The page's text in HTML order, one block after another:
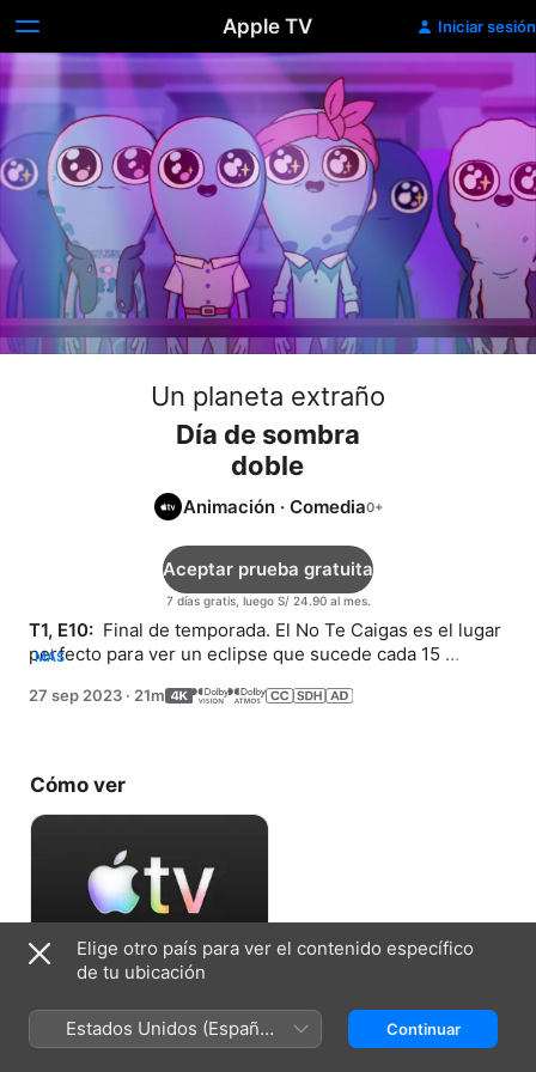
Apple TV Iniciar sesión
Un planeta extraño
Día de sombra
doble
Animación · Comedia
7 días gratis, luego S/ 24.90 al mes.
Aceptar prueba gratuita
T1, E10: Final de temporada. El No Te Caigas es el lugar
perfecto para ver un eclipse que sucede cada 15
arruinar el evento.
MÁS
27 sep 2023 · 21m
Cómo ver
7 días gratis, luego S/ 24.90 al mes.
Elige otro país para ver el contenido específico
de tu ubicación
Estados Unidos (Español
México)
Continuar